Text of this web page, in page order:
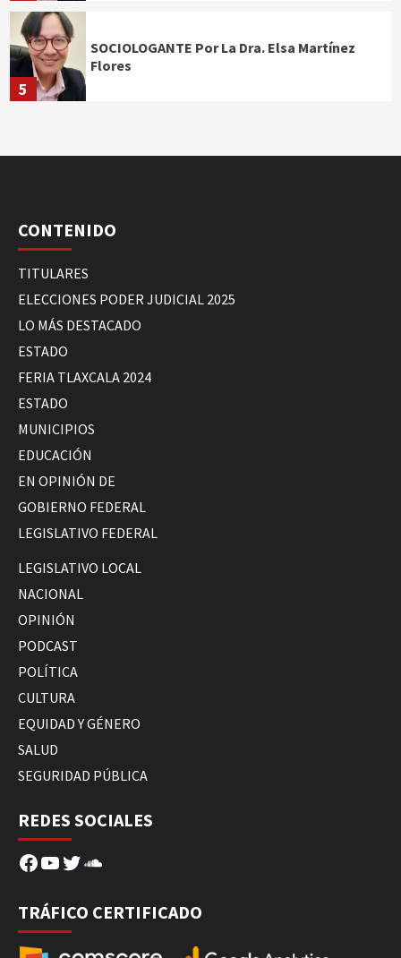
5
SOCIOLOGANTE Por La Dra. Elsa Martínez
Flores
CONTENIDO
TITULARES
ELECCIONES PODER JUDICIAL 2025
LO MÁS DESTACADO
ESTADO
FERIA TLAXCALA 2024
ESTADO
MUNICIPIOS
EDUCACIÓN
EN OPINIÓN DE
GOBIERNO FEDERAL
LEGISLATIVO FEDERAL
LEGISLATIVO LOCAL
NACIONAL
OPINIÓN
PODCAST
POLÍTICA
CULTURA
EQUIDAD Y GÉNERO
SALUD
SEGURIDAD PÚBLICA
REDES SOCIALES
Facebook
YouTube
Twitter
SoundCloud
TRÁFICO CERTIFICADO